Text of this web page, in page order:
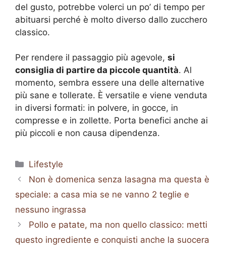
del gusto, potrebbe volerci un po’ di tempo per
abituarsi perché è molto diverso dallo zucchero
classico.
Per rendere il passaggio più agevole, si
consiglia di partire da piccole quantità. Al
momento, sembra essere una delle alternative
più sane e tollerate. È versatile e viene venduta
in diversi formati: in polvere, in gocce, in
compresse e in zollette. Porta benefici anche ai
più piccoli e non causa dipendenza.
Categorie
Lifestyle
Non è domenica senza lasagna ma questa è
speciale: a casa mia se ne vanno 2 teglie e
nessuno ingrassa
Pollo e patate, ma non quello classico: metti
questo ingrediente e conquisti anche la suocera